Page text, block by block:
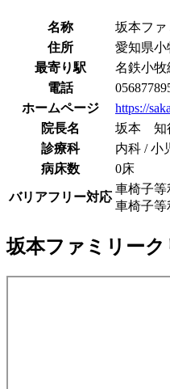
名称 坂本ファ
住所
愛知県小
最寄り駅
名鉄小牧
電話
ホームページ
https://
院長名
坂本 知
診療科
内科 / 小
病床数
0床
バリアフリー対応
車椅子等
車椅子等
坂本ファミリーク